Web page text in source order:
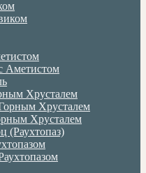
Аметистом
Хрусталем
Хрусталем
Хрусталем
(Раухтопаз)